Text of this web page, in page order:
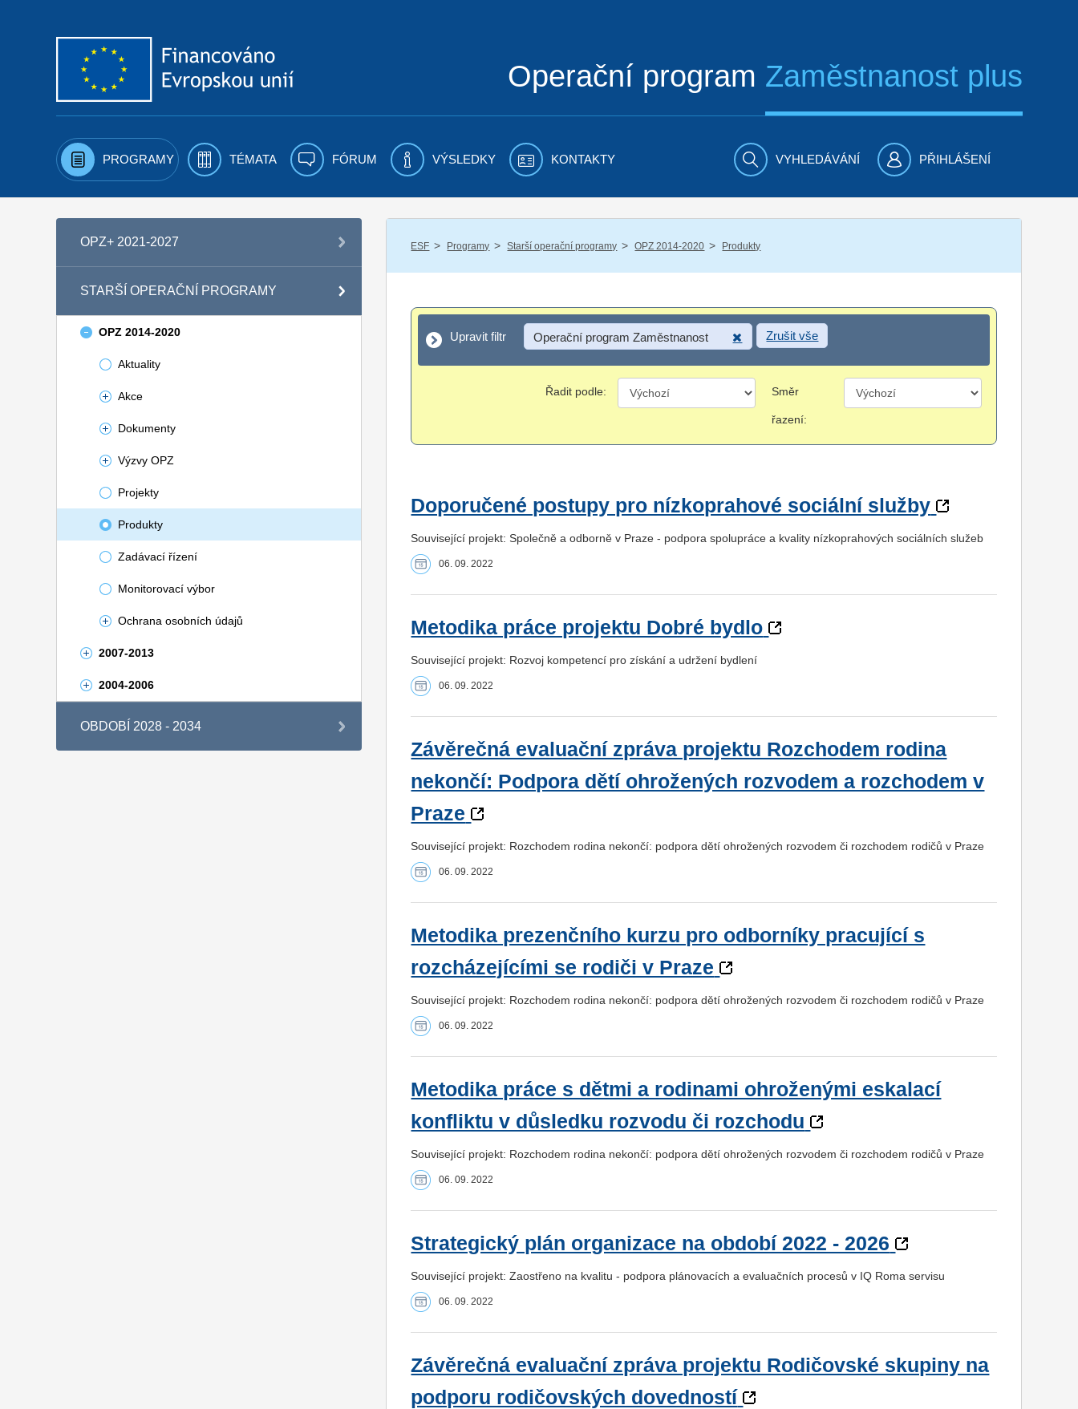
Operační program Zaměstnanost plus
PROGRAMY TÉMATA FÓRUM VÝSLEDKY KONTAKTY VYHLEDÁVÁNÍ PŘIHLÁŠENÍ
OPZ+ 2021-2027
STARŠÍ OPERAČNÍ PROGRAMY
OPZ 2014-2020
Aktuality
Akce
Dokumenty
Výzvy OPZ
Projekty
Produkty
Zadávací řízení
Monitorovací výbor
Ochrana osobních údajů
2007-2013
2004-2006
OBDOBÍ 2028 - 2034
ESF / Programy / Starší operační programy / OPZ 2014-2020 / Produkty
Upravit filtr
Upravit filtr Operační program Zaměstnanost Zrušit vše
Řadit podle: Směr
řazení:
Doporučené postupy pro nízkoprahové sociální služby
Související projekt: Společně a odborně v Praze - podpora spolupráce a kvality nízkoprahových sociálních služeb
06. 09. 2022
Metodika práce projektu Dobré bydlo
Související projekt: Rozvoj kompetencí pro získání a udržení bydlení
06. 09. 2022
Závěrečná evaluační zpráva projektu Rozchodem rodina
nekončí: Podpora dětí ohrožených rozvodem a rozchodem v
Praze
Související projekt: Rozchodem rodina nekončí: podpora dětí ohrožených rozvodem či rozchodem rodičů v Praze
06. 09. 2022
Metodika prezenčního kurzu pro odborníky pracující s
rozcházejícími se rodiči v Praze
Související projekt: Rozchodem rodina nekončí: podpora dětí ohrožených rozvodem či rozchodem rodičů v Praze
06. 09. 2022
Metodika práce s dětmi a rodinami ohroženými eskalací
konfliktu v důsledku rozvodu či rozchodu
Související projekt: Rozchodem rodina nekončí: podpora dětí ohrožených rozvodem či rozchodem rodičů v Praze
06. 09. 2022
Strategický plán organizace na období 2022 - 2026
Související projekt: Zaostřeno na kvalitu - podpora plánovacích a evaluačních procesů v IQ Roma servisu
06. 09. 2022
Závěrečná evaluační zpráva projektu Rodičovské skupiny na
podporu rodičovských dovedností